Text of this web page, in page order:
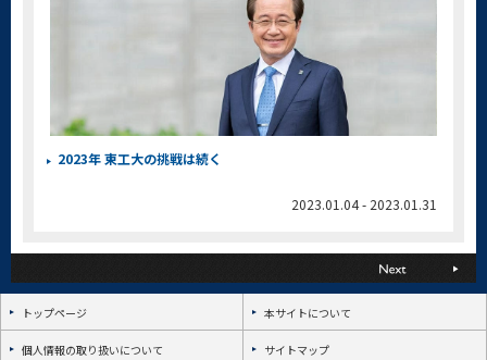
2023年 東工大の挑戦は続く
2023.01.04 - 2023.01.31
トップページ 本サイトについて
個人情報の取り扱いについて サイトマップ